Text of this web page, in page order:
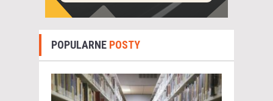
POPULARNE POSTY